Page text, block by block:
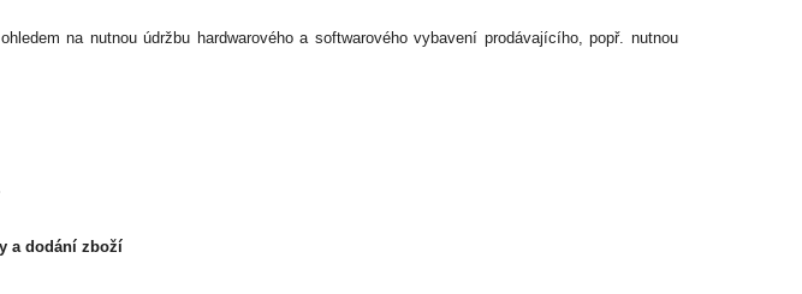
na nutnou údržbu hardwarového a softwarového vybavení prodávajícího, popř. nutnou
a dodání zboží